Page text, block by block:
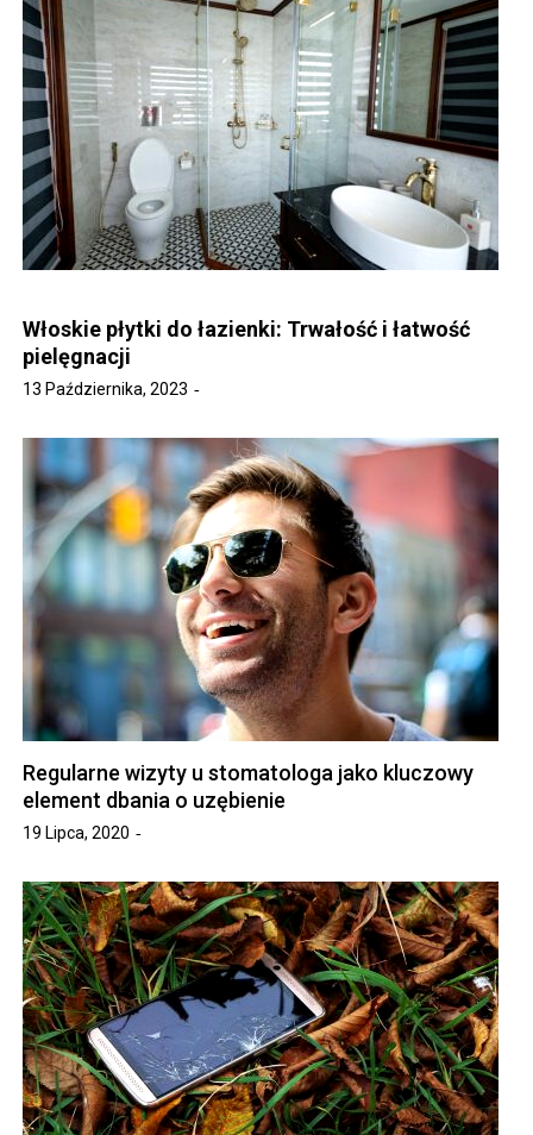
Włoskie płytki do łazienki: Trwałość i łatwość
pielęgnacji
13 Października, 2023
Regularne wizyty u stomatologa jako kluczowy
element dbania o uzębienie
19 Lipca, 2020